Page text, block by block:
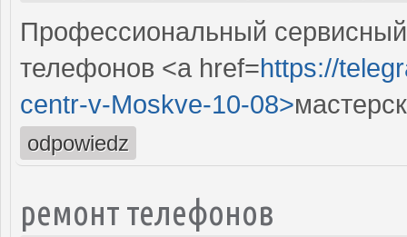
Профессиональный
телефонов <a href=https://
centr-v-Moskve-10-08>
odpowiedz
ремонт телефонов